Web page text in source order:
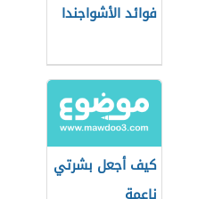
فوائد الأشواجندا
كيف أجعل بشرتي